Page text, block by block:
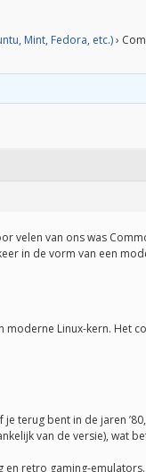
Mint, Fedora, etc.)›
velen van ons was
in de vorm van een
Linux-kern. Het
terug bent in de jaren
van de versie), wat
en retro gaming-emulators.